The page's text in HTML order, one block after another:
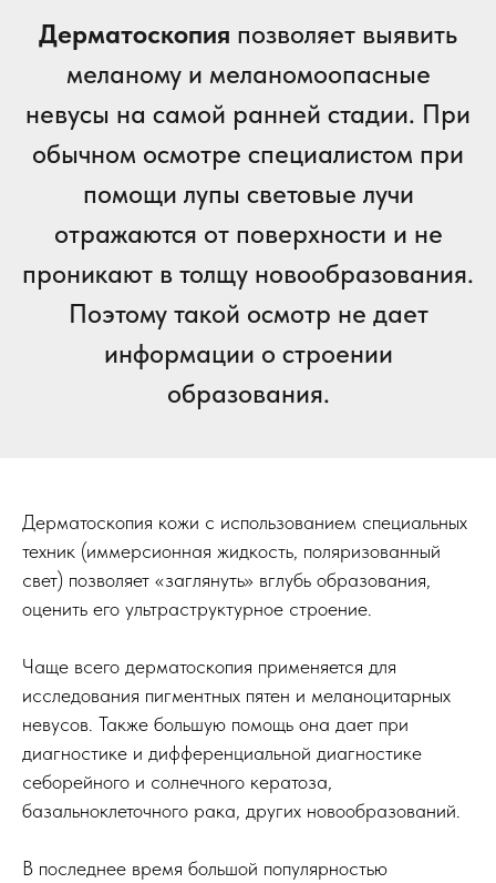
Дерматоскопия позволяет выявить
меланому и меланомоопасные
невусы на самой ранней стадии. При
обычном осмотре специалистом при
помощи лупы световые лучи
отражаются от поверхности и не
проникают в толщу новообразования.
Поэтому такой осмотр не дает
информации о строении
образования.
Дерматоскопия кожи с использованием специальных
техник (иммерсионная жидкость, поляризованный
свет) позволяет «заглянуть» вглубь образования,
оценить его ультраструктурное строение.
Чаще всего дерматоскопия применяется для
исследования пигментных пятен и меланоцитарных
невусов. Также большую помощь она дает при
диагностике и дифференциальной диагностике
себорейного и солнечного кератоза,
базальноклеточного рака, других новообразований.
В последнее время большой популярностью